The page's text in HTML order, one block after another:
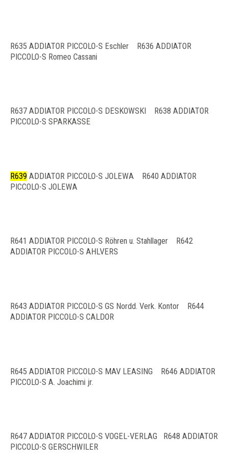
R635 ADDIATOR PICCOLO-S Eschler R636 ADDIATOR
PICCOLO-S Romeo Cassani
R637 ADDIATOR PICCOLO-S DESKOWSKI R638 ADDIATOR
PICCOLO-S SPARKASSE
R639 ADDIATOR PICCOLO-S JOLEWA R640 ADDIATOR
PICCOLO-S JOLEWA
R641 ADDIATOR PICCOLO-S Röhren u. Stahllager R642
ADDIATOR PICCOLO-S AHLVERS
R643 ADDIATOR PICCOLO-S GS Nordd. Verk. Kontor R644
ADDIATOR PICCOLO-S CALDOR
R645 ADDIATOR PICCOLO-S MAV LEASING R646 ADDIATOR
PICCOLO-S A. Joachimi jr.
R647 ADDIATOR PICCOLO-S VOGEL-VERLAG R648 ADDIATOR
PICCOLO-S GERSCHWILER